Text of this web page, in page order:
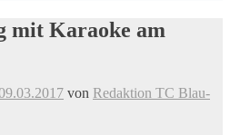
mit Karaoke am
von Redaktion TC Blau-